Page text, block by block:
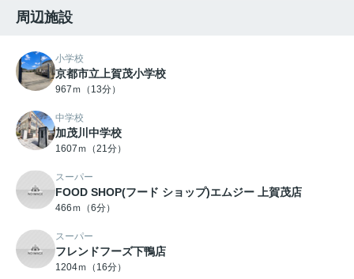
周辺施設
小学校
京都市立上賀茂小学校
967ｍ（13分）
中学校
加茂川中学校
1607ｍ（21分）
スーパー
FOOD SHOP(フード ショップ)エムジー 上賀茂店
466ｍ（6分）
スーパー
フレンドフーズ下鴨店
1204ｍ（16分）